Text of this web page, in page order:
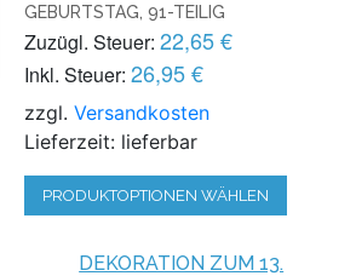
GEBURTSTAG, 91-TEILIG
Zuzügl. Steuer: 22,65 €
Inkl. Steuer: 26,95 €
zzgl.Versandkosten
Lieferzeit: lieferbar
PRODUKTOPTIONEN WÄHLEN
DEKORATION ZUM 13.